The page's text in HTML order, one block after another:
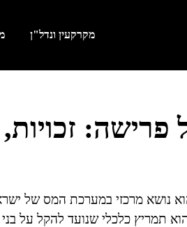
מקרקעין ונדל"ן
פרישה:
נושא מרכזי במערכת המס של
תמריץ כלכלי שנועד להקל על